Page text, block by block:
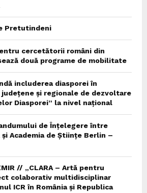
Pretutindeni
cercetătorii români din
două programe de mobilitate
includerea diasporei în
și regionale de dezvoltare
Diasporei” la nivel național
de Înțelegere între
și Academia de Științe Berlin –
// „CLARA – Artă pentru
colaborativ multidisciplinar
ICR în România și Republica